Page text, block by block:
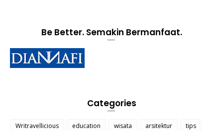
Be Better. Semakin Bermanfaat.
Categories
Writravellicious education wisata arsitektur
tips